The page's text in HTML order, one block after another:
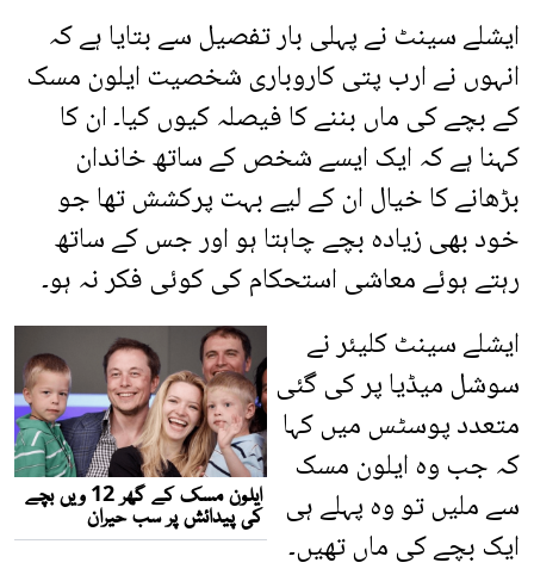
ایشلے سینٹ نے پہلی بار تفصیل سے بتایا ہے کہ
انہوں نے ارب پتی کاروباری شخصیت ایلون مسک
کے بچے کی ماں بننے کا فیصلہ کیوں کیا۔ ان کا
کہنا ہے کہ ایک ایسے شخص کے ساتھ خاندان
بڑھانے کا خیال ان کے لیے بہت پرکشش تھا جو
خود بھی زیادہ بچے چاہتا ہو اور جس کے ساتھ
رہتے ہوئے معاشی استحکام کی کوئی فکر نہ ہو۔
ایشلے سینٹ کلیئر نے
سوشل میڈیا پر کی گئی
متعدد پوسٹس میں کہا
کہ جب وہ ایلون مسک
سے ملیں تو وہ پہلے ہی
ایک بچے کی ماں تھیں۔